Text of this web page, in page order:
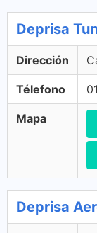
Deprisa
Dirección
Télefono
Mapa
Deprisa